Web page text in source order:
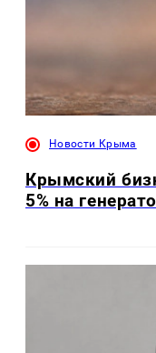
Новости Крыма
Крымский
5% на